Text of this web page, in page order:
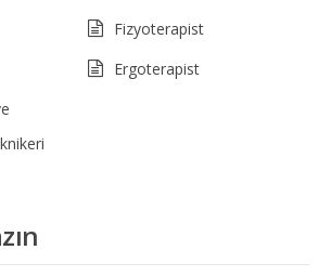
Fizyoterapist
Ergoterapist